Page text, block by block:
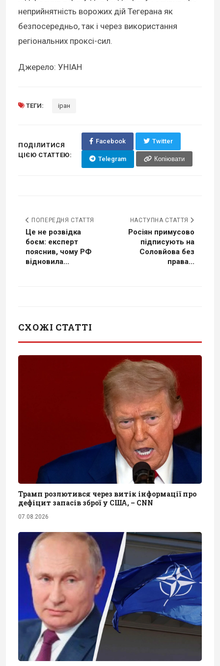
неприйнятність ворожих дій Тегерана як
безпосередньо, так і через використання
регіональних проксі-сил.
Джерело: УНІАН
ТЕГИ: іран
ПОДІЛИТИСЯ
ЦІЄЮ СТАТТЕЮ:
Facebook Twitter
Telegram Копіювати
ПОПЕРЕДНЯ СТАТТЯ
Це не розвідка
боєм: експерт
пояснив, чому РФ
відновила...
НАСТУПНА СТАТТЯ
Росіян примусово
підписують на
Соловйова без
права...
СХОЖІ СТАТТІ
Трамп розлютився через витік інформації про
дефіцит запасів зброї у США, – CNN
07.08.2026